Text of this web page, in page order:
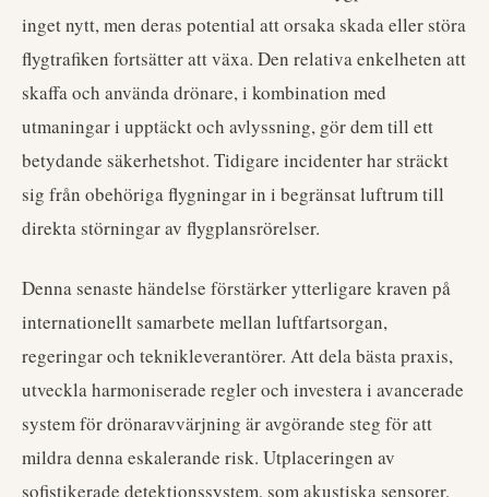
inget nytt, men deras potential att orsaka skada eller störa
flygtrafiken fortsätter att växa. Den relativa enkelheten att
skaffa och använda drönare, i kombination med
utmaningar i upptäckt och avlyssning, gör dem till ett
betydande säkerhetshot. Tidigare incidenter har sträckt
sig från obehöriga flygningar in i begränsat luftrum till
direkta störningar av flygplansrörelser.
Denna senaste händelse förstärker ytterligare kraven på
internationellt samarbete mellan luftfartsorgan,
regeringar och teknikleverantörer. Att dela bästa praxis,
utveckla harmoniserade regler och investera i avancerade
system för drönaravvärjning är avgörande steg för att
mildra denna eskalerande risk. Utplaceringen av
sofistikerade detektionssystem, som akustiska sensorer,